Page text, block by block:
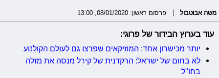
משה אבוטבול פרסום ראשון: 08/01/2020, 13:00
עוד בערוץ הבידור של פרוגי:
יותר מכישרון אחד: המוזיקאים שפרצו גם לעולם הקולנוע
לא בחום של ישראל: הרקדנית של קירל מנסה את מזלה
בחו"ל